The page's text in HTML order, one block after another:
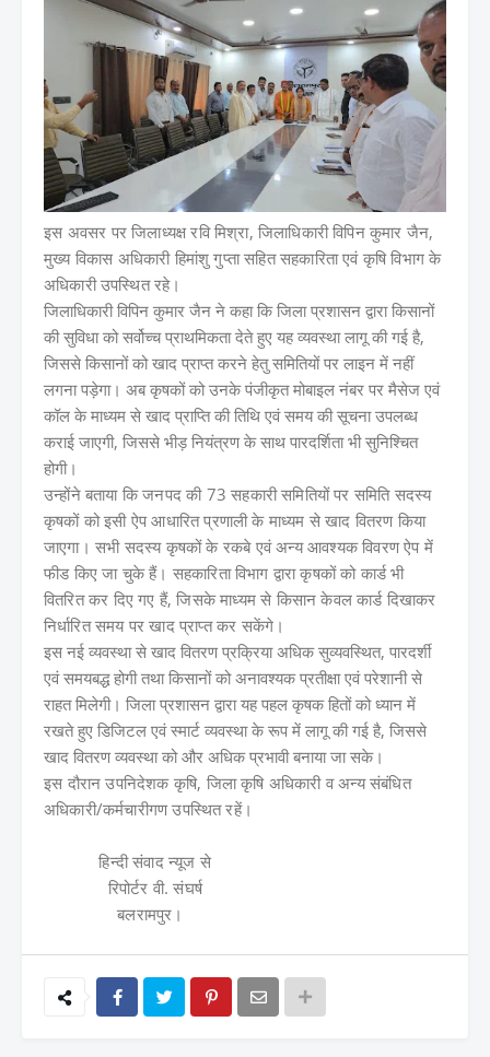
इस अवसर पर जिलाध्यक्ष रवि मिश्रा, जिलाधिकारी विपिन कुमार जैन,
मुख्य विकास अधिकारी हिमांशु गुप्ता सहित सहकारिता एवं कृषि विभाग के
अधिकारी उपस्थित रहे।
जिलाधिकारी विपिन कुमार जैन ने कहा कि जिला प्रशासन द्वारा किसानों
की सुविधा को सर्वोच्च प्राथमिकता देते हुए यह व्यवस्था लागू की गई है,
जिससे किसानों को खाद प्राप्त करने हेतु समितियों पर लाइन में नहीं
लगना पड़ेगा। अब कृषकों को उनके पंजीकृत मोबाइल नंबर पर मैसेज एवं
कॉल के माध्यम से खाद प्राप्ति की तिथि एवं समय की सूचना उपलब्ध
कराई जाएगी, जिससे भीड़ नियंत्रण के साथ पारदर्शिता भी सुनिश्चित
होगी।
उन्होंने बताया कि जनपद की 73 सहकारी समितियों पर समिति सदस्य
कृषकों को इसी ऐप आधारित प्रणाली के माध्यम से खाद वितरण किया
जाएगा। सभी सदस्य कृषकों के रकबे एवं अन्य आवश्यक विवरण ऐप में
फीड किए जा चुके हैं। सहकारिता विभाग द्वारा कृषकों को कार्ड भी
वितरित कर दिए गए हैं, जिसके माध्यम से किसान केवल कार्ड दिखाकर
निर्धारित समय पर खाद प्राप्त कर सकेंगे।
इस नई व्यवस्था से खाद वितरण प्रक्रिया अधिक सुव्यवस्थित, पारदर्शी
एवं समयबद्ध होगी तथा किसानों को अनावश्यक प्रतीक्षा एवं परेशानी से
राहत मिलेगी। जिला प्रशासन द्वारा यह पहल कृषक हितों को ध्यान में
रखते हुए डिजिटल एवं स्मार्ट व्यवस्था के रूप में लागू की गई है, जिससे
खाद वितरण व्यवस्था को और अधिक प्रभावी बनाया जा सके।
इस दौरान उपनिदेशक कृषि, जिला कृषि अधिकारी व अन्य संबंधित
अधिकारी/कर्मचारीगण उपस्थित रहें।
हिन्दी संवाद न्यूज से
रिपोर्टर वी. संघर्ष
बलरामपुर।